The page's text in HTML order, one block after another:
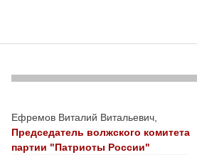
Ефремов Виталий Витальевич,
Председатель волжского комитета
партии "Патриоты России"